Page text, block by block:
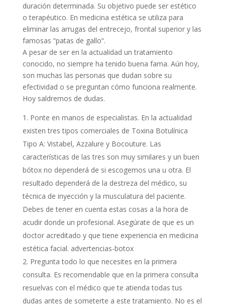
duración determinada. Su objetivo puede ser estético
o terapéutico. En medicina estética se utiliza para
eliminar las arrugas del entrecejo, frontal superior y las
famosas “patas de gallo“.
A pesar de ser en la actualidad un tratamiento
conocido, no siempre ha tenido buena fama. Aún hoy,
son muchas las personas que dudan sobre su
efectividad o se preguntan cómo funciona realmente.
Hoy saldremos de dudas.
Ponte en manos de especialistas. En la actualidad
existen tres tipos comerciales de Toxina Botulínica
Tipo A: Vistabel, Azzalure y Bocouture. Las
características de las tres son muy similares y un buen
bótox no dependerá de si escogemos una u otra. El
resultado dependerá de la destreza del médico, su
técnica de inyección y la musculatura del paciente.
Debes de tener en cuenta estas cosas a la hora de
acudir donde un profesional. Asegúrate de que es un
doctor acreditado y que tiene experiencia en medicina
estética facial. advertencias-botox
Pregunta todo lo que necesites en la primera
consulta. Es recomendable que en la primera consulta
resuelvas con el médico que te atienda todas tus
dudas antes de someterte a este tratamiento. No es el